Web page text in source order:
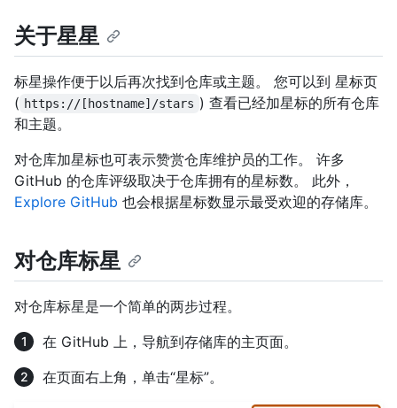
关于星星
标星操作便于以后再次找到仓库或主题。 您可以到 星标页
( https://[hostname]/stars ) 查看已经加星标的所有仓库
和主题。
对仓库加星标也可表示赞赏仓库维护员的工作。 许多
GitHub 的仓库评级取决于仓库拥有的星标数。 此外，
Explore GitHub 也会根据星标数显示最受欢迎的存储库。
对仓库标星
对仓库标星是一个简单的两步过程。
在 GitHub 上，导航到存储库的主页面。
在页面右上角，单击“星标”。